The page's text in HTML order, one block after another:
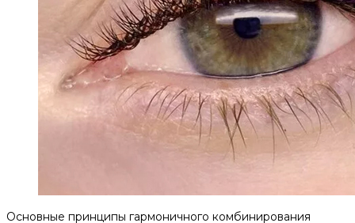
Основные принципы гармоничного комбинирования